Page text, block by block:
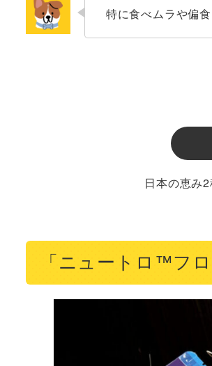
特に食べムラや偏
日本の恵み
「ニュートロ™フ